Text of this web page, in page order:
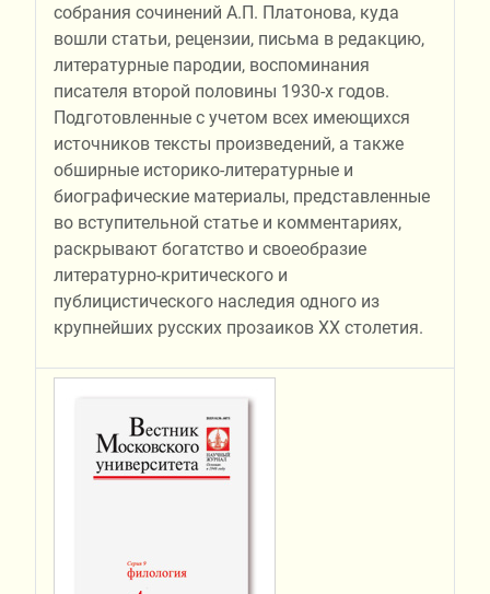
собрания сочинений А.П. Платонова, куда
вошли статьи, рецензии, письма в редакцию,
литературные пародии, воспоминания
писателя второй половины 1930-х годов.
Подготовленные с учетом всех имеющихся
источников тексты произведений, а также
обширные историко-литературные и
биографические материалы, представленные
во вступительной статье и комментариях,
раскрывают богатство и своеобразие
литературно-критического и
публицистического наследия одного из
крупнейших русских прозаиков XX столетия.